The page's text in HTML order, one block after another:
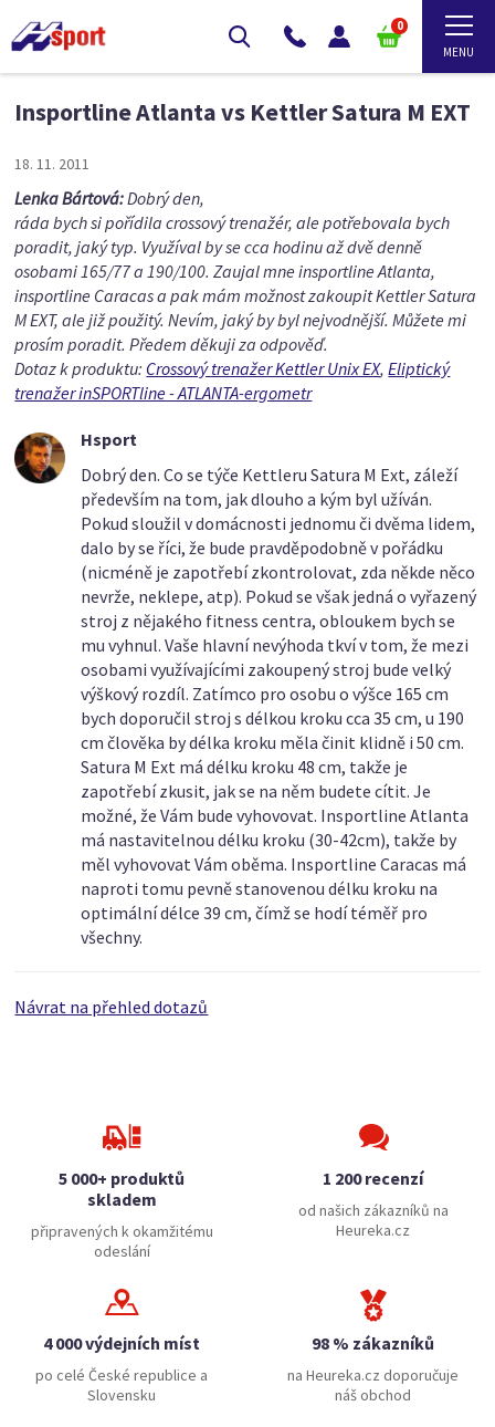
0
Insportline Atlanta vs Kettler Satura M EXT
18. 11. 2011
Lenka Bártová:Dobrý den,
ráda bych si pořídila crossový trenažér, ale potřebovala bych
poradit, jaký typ. Využíval by se cca hodinu až dvě denně
osobami 165/77 a 190/100. Zaujal mne insportline Atlanta,
insportline Caracas a pak mám možnost zakoupit Kettler Satura
M EXT, ale již použitý. Nevím, jaký by byl nejvodnější. Můžete mi
prosím poradit. Předem děkuji za odpověď.
Dotaz k produktu: Crossový trenažer Kettler Unix EX,Eliptický
trenažer inSPORTline - ATLANTA-ergometr
Hsport
Dobrý den. Co se týče Kettleru Satura M Ext, záleží
především na tom, jak dlouho a kým byl užíván.
Pokud sloužil v domácnosti jednomu či dvěma lidem,
dalo by se říci, že bude pravděpodobně v pořádku
(nicméně je zapotřebí zkontrolovat, zda někde něco
nevrže, neklepe, atp). Pokud se však jedná o vyřazený
stroj z nějakého fitness centra, obloukem bych se
mu vyhnul. Vaše hlavní nevýhoda tkví v tom, že mezi
osobami využívajícími zakoupený stroj bude velký
výškový rozdíl. Zatímco pro osobu o výšce 165 cm
bych doporučil stroj s délkou kroku cca 35 cm, u 190
cm člověka by délka kroku měla činit klidně i 50 cm.
Satura M Ext má délku kroku 48 cm, takže je
zapotřebí zkusit, jak se na něm budete cítit. Je
možné, že Vám bude vyhovovat. Insportline Atlanta
má nastavitelnou délku kroku (30-42cm), takže by
měl vyhovovat Vám oběma. Insportline Caracas má
naproti tomu pevně stanovenou délku kroku na
optimální délce 39 cm, čímž se hodí téměř pro
všechny.
Návrat na přehled dotazů
5 000+ produktů
skladem
připravených k okamžitému
odeslání
1 200 recenzí
od našich zákazníků na
Heureka.cz
4 000 výdejních míst
po celé České republice a
Slovensku
98 % zákazníků
na Heureka.cz doporučuje
náš obchod